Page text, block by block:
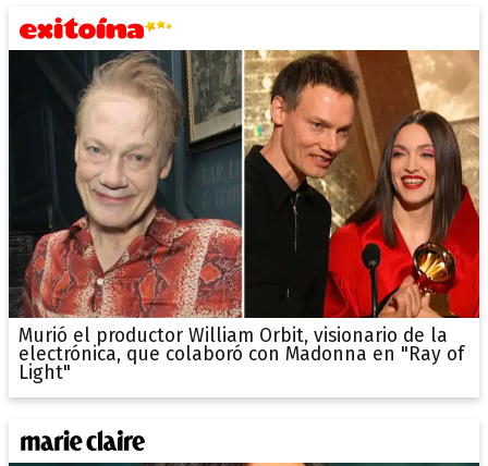
Murió el productor William Orbit, visionario de la
electrónica, que colaboró con Madonna en "Ray of
Light"